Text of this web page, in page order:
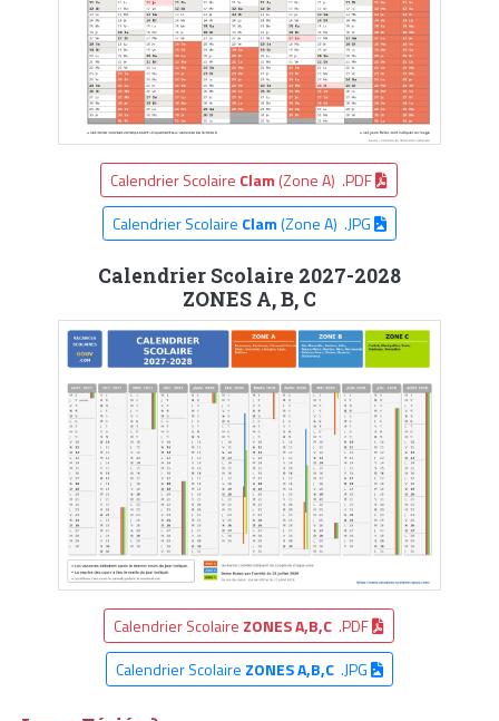
Calendrier Scolaire Clam (Zone A) .PDF
Calendrier Scolaire Clam(Zone A) .JPG
Calendrier Scolaire 2027-2028
ZONES A, B, C
Calendrier Scolaire ZONES A,B,C .PDF
Calendrier Scolaire ZONES A,B,C.JPG